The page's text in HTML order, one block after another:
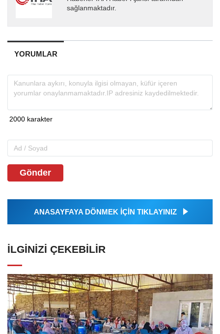
sağlanmaktadır.
YORUMLAR
Gönder
ANASAYFAYA DÖNMEK İÇİN TIKLAYINIZ
İLGINIZI ÇEKEBILIR